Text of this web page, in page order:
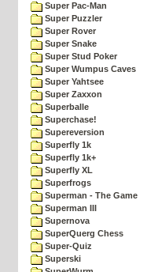
Super Pac-Man
Super Puzzler
Super Rover
Super Snake
Super Stud Poker
Super Wumpus Caves
Super Yahtsee
Super Zaxxon
Superballe
Superchase!
Supereversion
Superfly 1k
Superfly 1k+
Superfly XL
Superfrogs
Superman - The Game
Superman III
Supernova
SuperQuerg Chess
Super-Quiz
Superski